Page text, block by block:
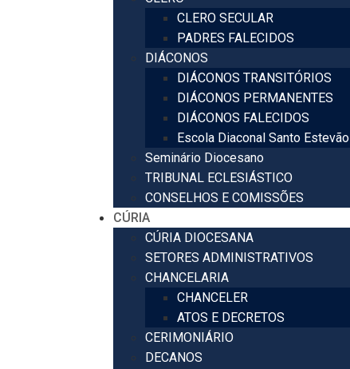
CLERO SECULAR
PADRES FALECIDOS
DIÁCONOS
DIÁCONOS TRANSITÓRIOS
DIÁCONOS PERMANENTES
DIÁCONOS FALECIDOS
Escola Diaconal Santo Estevão
Seminário Diocesano
TRIBUNAL ECLESIÁSTICO
CONSELHOS E COMISSÕES
CÚRIA
CÚRIA DIOCESANA
SETORES ADMINISTRATIVOS
CHANCELARIA
CHANCELER
ATOS E DECRETOS
CERIMONIÁRIO
DECANOS